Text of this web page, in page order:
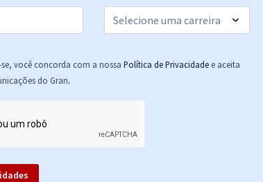
você concorda com a nossa Política de Privacidade e aceita
do Gran.